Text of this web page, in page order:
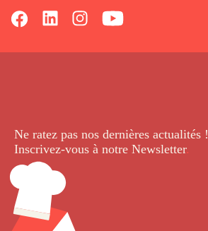
Ne ratez pas nos dernières actualités !
Inscrivez-vous à notre Newsletter.